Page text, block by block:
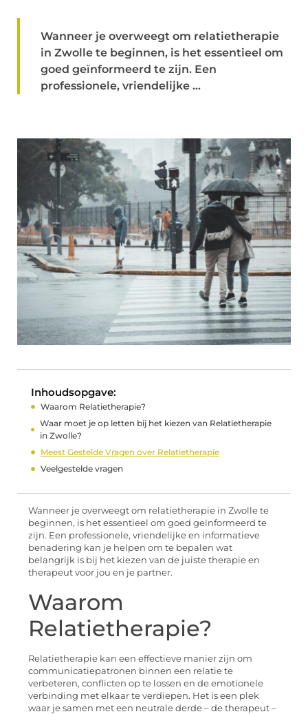
Wanneer je overweegt om relatietherapie
in Zwolle te beginnen, is het essentieel om
goed geïnformeerd te zijn. Een
professionele, vriendelijke ...
Inhoudsopgave:
Waarom Relatietherapie?
Waar moet je op letten bij het kiezen van Relatietherapie
in Zwolle?
Meest Gestelde Vragen over Relatietherapie
Veelgestelde vragen
Wanneer je overweegt om relatietherapie in Zwolle te
beginnen, is het essentieel om goed geïnformeerd te
zijn. Een professionele, vriendelijke en informatieve
benadering kan je helpen om te bepalen wat
belangrijk is bij het kiezen van de juiste therapie en
therapeut voor jou en je partner.
Waarom
Relatietherapie?
Relatietherapie kan een effectieve manier zijn om
communicatiepatronen binnen een relatie te
verbeteren, conflicten op te lossen en de emotionele
verbinding met elkaar te verdiepen. Het is een plek
waar je samen met een neutrale derde – de therapeut –